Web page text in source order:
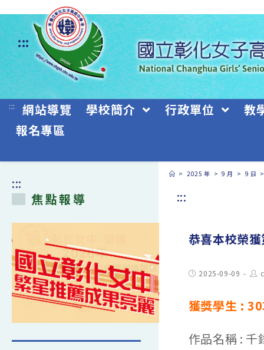
跳
轉
至
主
要
:::
::: 網站導覽 學校簡介 行政單位
教
報名專區
> 2025 年 > 9 月 > 9 日
:::
恭喜本校榮
Post2025-09-09
獲獎學生 :
作品名稱 :
:::
焦點報導